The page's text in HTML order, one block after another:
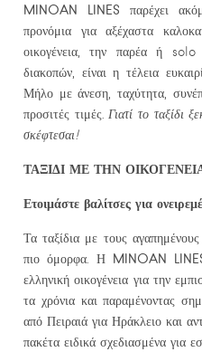
MINOAN LINES παρέχει
προνόμια για αξέχαστα
οικογένεια, την παρέα ή
διακοπών, είναι η τέλεια
Μήλο με άνεση, ταχύτητα,
προσιτές τιμές. Γιατί το ταξίδι
σκέφτεσαι!
ΤΑΞΙΔΙ ΜΕ ΤΗΝ
Ετοιμάστε βαλίτσες για
Τα ταξίδια με τους
πιο όμορφα. Η MINOAN
ελληνική οικογένεια για την
τα χρόνια και παραμένοντας
από Πειραιά για Ηράκλειο και
πακέτα ειδικά σχεδιασμένα για